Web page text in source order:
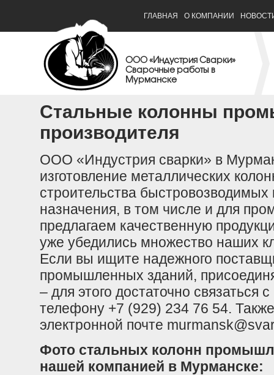
ГЛАВНАЯ О КОМПАНИИ
ООО «Индустрия Сварки»
Сварочные работы в
Мурманске
Стальные колонны
производителя
ООО «Индустрия сварки» в
изготовление металлических
строительства
назначения, в том числе и для
предлагаем качественную
уже убедились множество наших
Если вы ищите надежного
промышленных зданий,
– для этого достаточно
телефону +7 (929) 234 76 54.
электронной почте
Фото стальных колонн
нашей компанией в Мурманске: